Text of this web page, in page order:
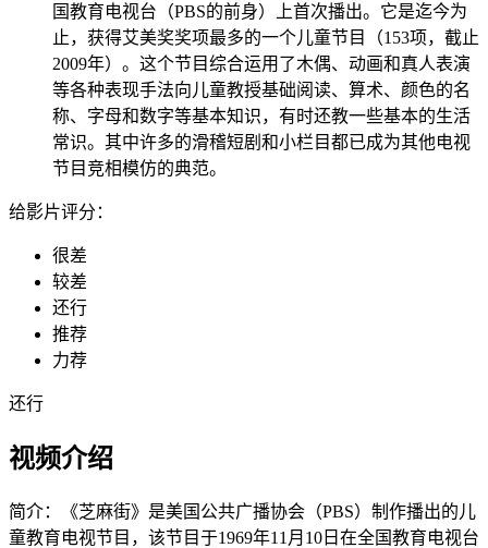
国教育电视台（PBS的前身）上首次播出。它是迄今为
止，获得艾美奖奖项最多的一个儿童节目（153项，截止
2009年）。这个节目综合运用了木偶、动画和真人表演
等各种表现手法向儿童教授基础阅读、算术、颜色的名
称、字母和数字等基本知识，有时还教一些基本的生活
常识。其中许多的滑稽短剧和小栏目都已成为其他电视
节目竞相模仿的典范。
给影片评分：
很差
较差
还行
推荐
力荐
还行
视频介绍
简介：
《芝麻街》是美国公共广播协会（PBS）制作播出的儿
童教育电视节目，该节目于1969年11月10日在全国教育电视台